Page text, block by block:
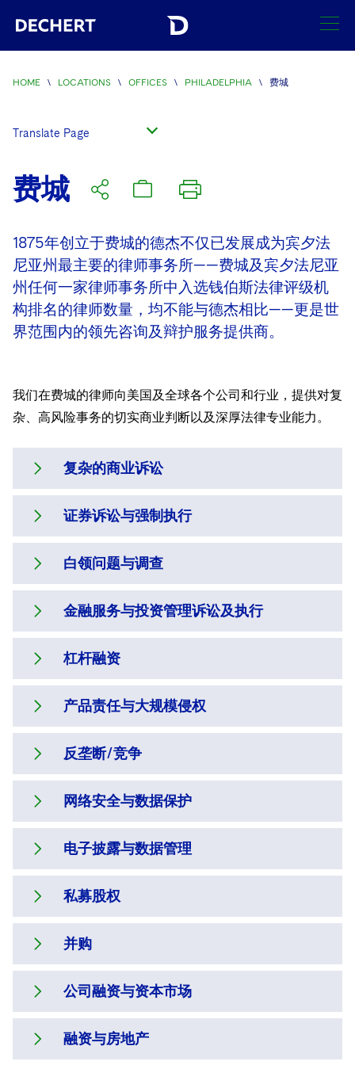
SEARCH
Visit this section
Visit this section
Offices
Boston
Brussels
Dubai
London
Luxembourg
New York
Philadelphia
Singapore
Chicago
Dallas
Visit this section
Africa
India
Services
Visit this section
Antitrust/Competition
Merger Clearance
Corporate
Visit this section
Industries
Visit this section
HOME \ LOCATIONS \ OFFICES \ PHILADELPHIA \ 费城
Translate Page
费城
1875年创立于费城的德杰不仅已发展成为宾夕法
尼亚州最主要的律师事务所——费城及宾夕法尼亚
州任何一家律师事务所中入选钱伯斯法律评级机
构排名的律师数量，均不能与德杰相比——更是世
界范围内的领先咨询及辩护服务提供商。
我们在费城的律师向美国及全球各个公司和行业，提供对复
杂、高风险事务的切实商业判断以及深厚法律专业能力。
复杂的商业诉讼
我们为多个行业客户提供处理商业协议、欺
诈消费者、保险与银行、虚假广告、公司治
理及与并购相关索赔案件的代理服务。我们
的跨司法辖区能力及深厚专业知识已获认
可，并藉此制定诉讼策略、管理虚拟律师事
务所、在审判前促成商业纠纷和解、说服法
院不核准集体诉讼、管理电子披露、争取简
易判决或自愿撤回索赔、谈判达成有利的和
解协议，以及在审判中胜诉。
证券诉讼与强制执行
作为少数几家拥有悠久证券业务的律师事务
所之一，德杰被誉为在美国复杂、高风险的
诉讼中为客户进行抗辩的美国最优秀律师事
务所之一。在我们经验丰富的律师中，有许
多曾在美国证券交易委员会、司法部及其他
机构担任高级职位，因此能从政府决策者的
角度考虑诉讼，从而为辩护贡献非常重要的
观点，让辩护更具可信性。
我们还可为上市与非上市公司、私募股权基
及专业服务公司提供代理服务，处理证券诉
讼、证券强制执行事项、公司治理、受托责
任、并购以及银行与金融机构诉讼。
白领问题与调查
德杰备受称赞的白领问题律师负责为面临金
融与商业犯罪指控以及相关民事与集体诉讼
的客户进行抗辩。我们将会参与处理调查的
各个阶段；此外，如果诉讼不可避免，我们
将竭尽全力采取全面辩护的策略，以捍卫客
户的利益和尊严。我们的内部调查团队在以
审慎的态度为上述困难敏感事宜达成有利的
和解而免于公诉这一方面，拥有骄人业绩。
我们向董事会、专门委员会及高管提供关于
务。我们经验丰富的团队包括曾担任美国司
法部刑事局反重大欺诈科、反证券与商品期
货欺诈部门、以及司法部各美国检察官办公
室和特别行动组的前助理联邦检察官。
金融服务与投资管理诉讼及执行
德杰的诉讼与执行团队拥有跨司法辖区方面
的能力、经验、法律专业能力以及商业判断
力，可协助客户处理世界任何地方的监管与
诉讼纠纷。我们的基金诉讼律师可参与当前
影响行业的所有战略法律事务，也可代表许
多重要基金复合体（Fund Complex）及董
事会、对冲基金与银行机构，并且与行业组
织开展密切合作。
杠杆融资
我们的团队经验丰富，可针对杠杆融资交易
与债务重组，向世界各地的客户提供全面而
切实的商业指导。
我们向处于资本结构各个层次的借款人、贷
款人、发行人、股权投资者、发起人、财务
顾问及代理人提供咨询服务。我们的广泛经
化股权、债务重组的庭外和解/重组、资本重
组以及受114A规则及S规章下的证券发行。
产品责任与大规模侵权
作为德杰久负盛名的产品责任与大规模侵权
案件团队，该团队能够帮助客户规避风险并
在诉讼发生时为其抗辩。具体而言，我们的
工作重点为处方药及设备、生物制剂、化工
产品、有毒物质排放、消费品及耐用品。我
们还处理涉及因医学原因所致的潜在伤害及
复杂议题。
反垄断/竞争
我们的反垄断律师将高风险诉讼列为其战略
重点，争取政府机构对复杂的企业合并及时
进行审查，对敏感的刑事侦查进行抗辩，并
解决政府反垄断调查。
凭借我们对客户业务所在市场的深刻理解，
我们可提供实用的商业方案。德杰一直被钱
《Benchmark Litigation》列为美国顶尖反
垄断律师事务所之一。德杰日益增长的欧洲
跨司法辖区案件上享有的声誉。
网络安全与数据保护
德杰帮助客户遵守为保护顾客和员工信息隐
私而制定众多规则和法规（该等规则与法规
自身常常相互冲突），同时尽可能地降低为
合规而花费的成本和时间。凭借特定的专业
能力，我们可向客户提供关于金融服务、消
费品营销、医疗保健及生命科学行业的咨询
服务。
电子披露与数据管理
我们可指导客户完成电子披露的各个方面及
阶段。我们帮助其设计实施合算且高效的记
录管理与诉讼准备程序，以降低未来电子披
露的负担、成本与风险。我们将法律与战略
经验与技术专长结合，为客户进行有效辩
护，无论是在法庭上还是在董事会议室中。
私募股权
我们的全球私募股权团队可提供关于投资生
命周期各个阶段的咨询服务。德杰被《私募
股权分析师》杂志评为基金设立与基金投资
领域“最活跃的律师事务所”，其专注于实现
成功退出、设立拥有良好治理且尽可能降低
并购
在复杂的商业交易中，我们的并购团队负责
向买方、卖方及顾问公司提供咨询服务。我
们专注于安排成功的交易、确保加速上市执
公司融资与资本市场
我们可在世界范围内安排并执行复杂的金融
融资与房地产